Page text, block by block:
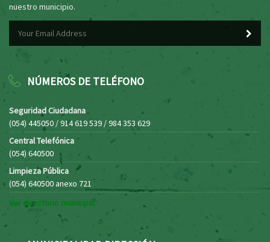
nuestro municipio.
NÚMEROS DE TELÉFONO
Seguridad Ciudadana
(054) 445050 / 914 619 539 / 984 353 629
Central Telefónica
(054) 640500
Limpieza Pública
(054) 640500 anexo 721
Ver directorio municipal